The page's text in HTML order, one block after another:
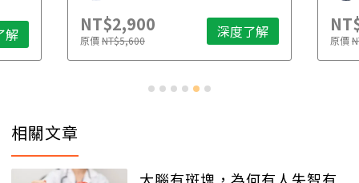
解 NT$2,900
原價NT$5,600 深度了解 原價
相關文章